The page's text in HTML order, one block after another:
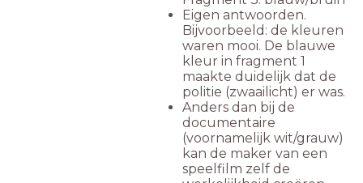
Eigen antwoorden.
Bijvoorbeeld: de kleuren
waren mooi. De blauwe
kleur in fragment 1
maakte duidelijk dat de
politie (zwaailicht) er was.
Anders dan bij de
documentaire
(voornamelijk wit/grauw)
kan de maker van een
speelfilm zelf de